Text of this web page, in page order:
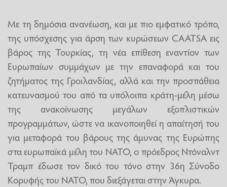
Με τη δημόσια ανανέωση, και με πιο εμφατικό τρόπο,
της υπόσχεσης για άρση των κυρώσεων CAATSA εις
βάρος της Τουρκίας, τη νέα επίθεση εναντίον των
Ευρωπαίων συμμάχων με την επαναφορά και του
ζητήματος της Γροιλανδίας, αλλά και την προσπάθεια
κατευνασμού του από τα υπόλοιπα κράτη-μέλη μέσω
της ανακοίνωσης μεγάλων εξοπλιστικών
προγραμμάτων, ώστε να ικανοποιηθεί η απαίτησή του
για μεταφορά του βάρους της άμυνας της Ευρώπης
στα ευρωπαϊκά μέλη του ΝΑΤΟ, ο πρόεδρος Ντόναλντ
Τραμπ έδωσε τον δικό του τόνο στην 36η Σύνοδο
Κορυφής του ΝΑΤΟ, που διεξάγεται στην Άγκυρα.